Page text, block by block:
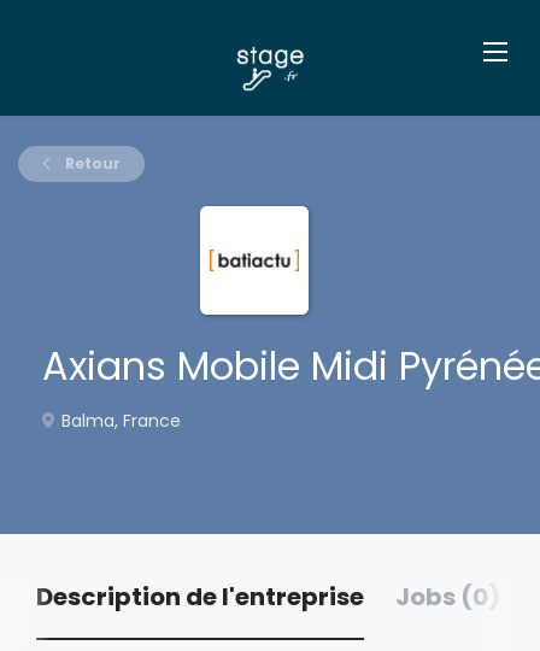
Retour
Axians Mobile Midi
Balma, France
Description de l'entreprise Jobs (0)